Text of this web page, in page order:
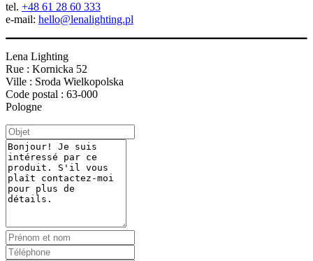
tel. +48 61 28 60 333
e-mail: hello@lenalighting.pl
Lena Lighting
Rue : Kornicka 52
Ville : Sroda Wielkopolska
Code postal : 63-000
Pologne